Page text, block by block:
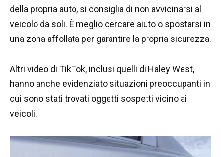
della propria auto, si consiglia di non avvicinarsi al
veicolo da soli. È meglio cercare aiuto o spostarsi in
una zona affollata per garantire la propria sicurezza.
Altri video di TikTok, inclusi quelli di Haley West,
hanno anche evidenziato situazioni preoccupanti in
cui sono stati trovati oggetti sospetti vicino ai
veicoli.